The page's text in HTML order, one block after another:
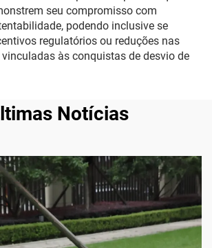
seu compromisso com
podendo inclusive se
regulatórios ou reduções nas
às conquistas de desvio de
Notícias